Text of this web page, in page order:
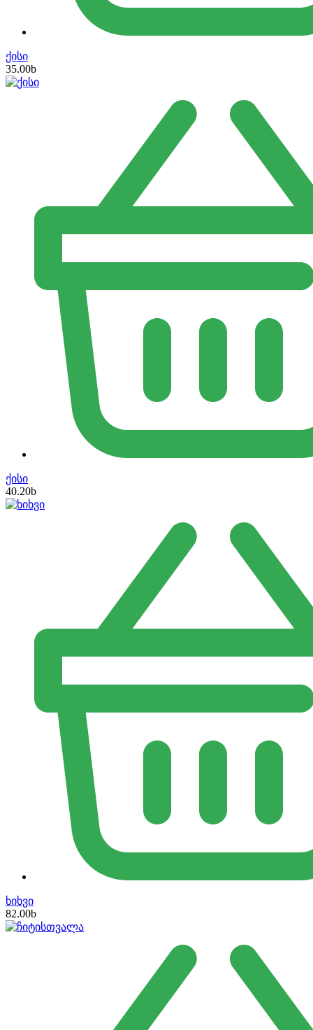
ქისი
35.00b
ქისი
40.20b
ხიხვი
82.00b